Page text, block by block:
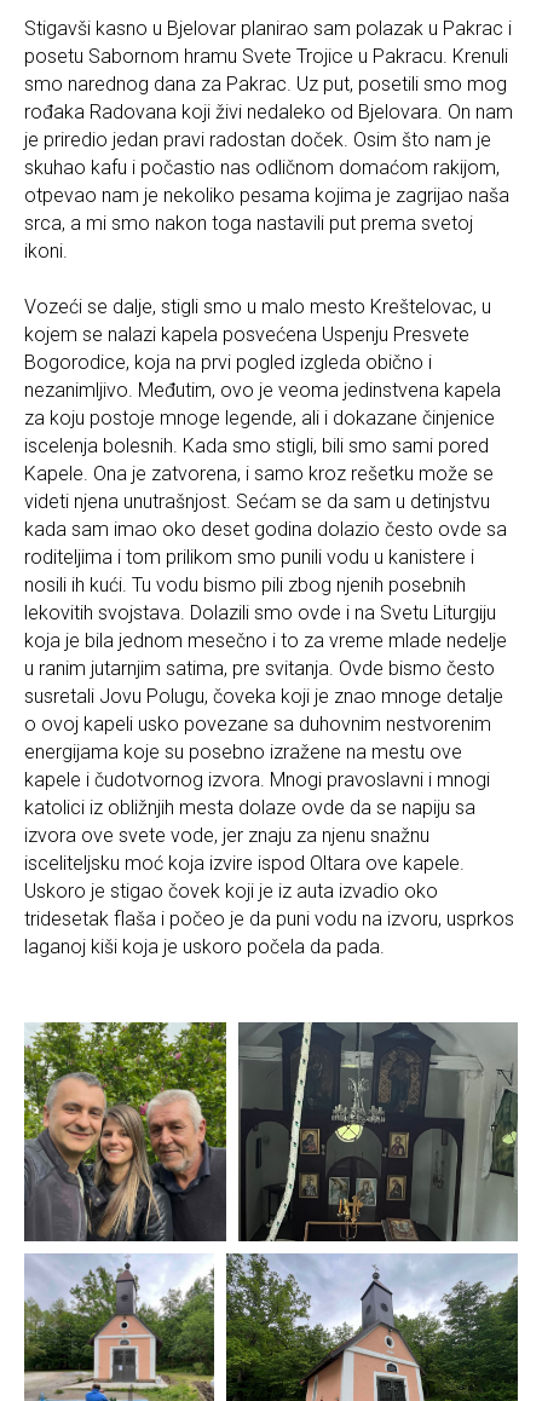
Stigavši kasno u Bjelovar planirao sam polazak u Pakrac i
posetu Sabornom hramu Svete Trojice u Pakracu. Krenuli
smo narednog dana za Pakrac. Uz put, posetili smo mog
rođaka Radovana koji živi nedaleko od Bjelovara. On nam
je priredio jedan pravi radostan doček. Osim što nam je
skuhao kafu i počastio nas odličnom domaćom rakijom,
otpevao nam je nekoliko pesama kojima je zagrijao naša
srca, a mi smo nakon toga nastavili put prema svetoj
ikoni.
Vozeći se dalje, stigli smo u malo mesto Kreštelovac, u
kojem se nalazi kapela posvećena Uspenju Presvete
Bogorodice, koja na prvi pogled izgleda obično i
nezanimljivo. Međutim, ovo je veoma jedinstvena kapela
za koju postoje mnoge legende, ali i dokazane činjenice
iscelenja bolesnih. Kada smo stigli, bili smo sami pored
Kapele. Ona je zatvorena, i samo kroz rešetku može se
videti njena unutrašnjost. Sećam se da sam u detinjstvu
kada sam imao oko deset godina dolazio često ovde sa
roditeljima i tom prilikom smo punili vodu u kanistere i
nosili ih kući. Tu vodu bismo pili zbog njenih posebnih
lekovitih svojstava. Dolazili smo ovde i na Svetu Liturgiju
koja je bila jednom mesečno i to za vreme mlade nedelje
u ranim jutarnjim satima, pre svitanja. Ovde bismo često
susretali Jovu Polugu, čoveka koji je znao mnoge detalje
o ovoj kapeli usko povezane sa duhovnim nestvorenim
energijama koje su posebno izražene na mestu ove
kapele i čudotvornog izvora. Mnogi pravoslavni i mnogi
katolici iz obližnjih mesta dolaze ovde da se napiju sa
izvora ove svete vode, jer znaju za njenu snažnu
isceliteljsku moć koja izvire ispod Oltara ove kapele.
Uskoro je stigao čovek koji je iz auta izvadio oko
tridesetak flaša i počeo je da puni vodu na izvoru, usprkos
laganoj kiši koja je uskoro počela da pada.